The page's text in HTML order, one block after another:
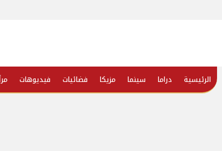
الرئيسية دراما سينما مزيكا فضائيات فيديوهات